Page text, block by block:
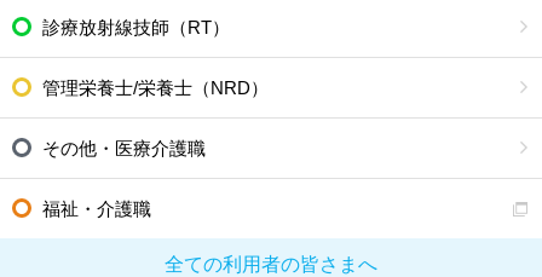
診療放射線技師（RT）
管理栄養士/栄養士（NRD）
その他・医療介護職
福祉・介護職
全ての利用者の皆さまへ